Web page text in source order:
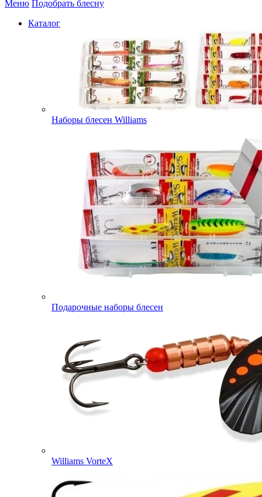
Меню Подобрать блесну
Каталог
Наборы блесен Williams
Подарочные наборы блесен
Williams VorteX